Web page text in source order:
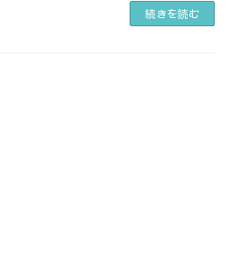
続きを読む